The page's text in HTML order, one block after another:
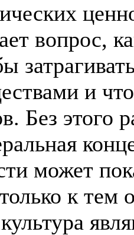
вопрос,
и
Без этого
может
к тем